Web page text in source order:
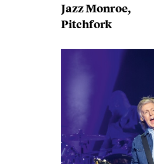
Jazz Monroe,
Pitchfork